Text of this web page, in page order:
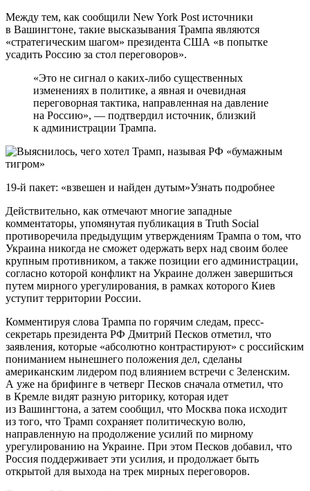
Между тем, как сообщили New York Post источники
в Вашингтоне, такие высказывания Трампа являются
«стратегическим шагом» президента США «в попытке
усадить Россию за стол переговоров».
«Это не сигнал о каких-либо существенных
изменениях в политике, а явная и очевидная
переговорная тактика, направленная на давление
на Россию», — подтвердил источник, близкий
к администрации Трампа.
19-й пакет: «взвешен и найден дутым»Узнать подробнее
Действительно, как отмечают многие западные
комментаторы, упомянутая публикация в Truth Social
противоречила предыдущим утверждениям Трампа о том, что
Украина никогда не сможет одержать верх над своим более
крупным противником, а также позиции его администрации,
согласно которой конфликт на Украине должен завершиться
путем мирного урегулирования, в рамках которого Киев
уступит территории России.
Комментируя слова Трампа по горячим следам, пресс-
секретарь президента РФ Дмитрий Песков отметил, что
заявления, которые «абсолютно контрастируют» с российским
пониманием нынешнего положения дел, сделаны
американским лидером под влиянием встречи с Зеленским.
А уже на брифинге в четверг Песков сначала отметил, что
в Кремле видят разную риторику, которая идет
из Вашингтона, а затем сообщил, что Москва пока исходит
из того, что Трамп сохраняет политическую волю,
направленную на продолжение усилий по мирному
урегулированию на Украине. При этом Песков добавил, что
Россия поддерживает эти усилия, и продолжает быть
открытой для выхода на трек мирных переговоров.